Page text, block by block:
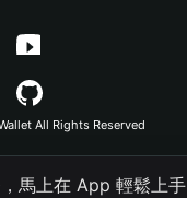
All Rights Reserved
馬上在 App 輕鬆上手